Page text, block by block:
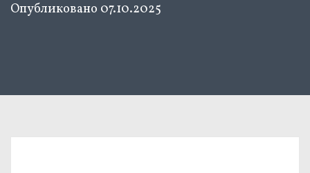
Опубликовано 07.10.2025